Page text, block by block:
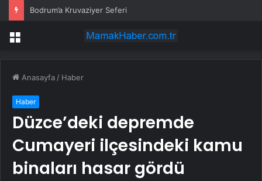
Bodrum’a Kruvaziyer Seferi
Menü
Anasayfa / Haber
Haber
Düzce’deki depremde
Cumayeri ilçesindeki kamu
binaları hasar gördü